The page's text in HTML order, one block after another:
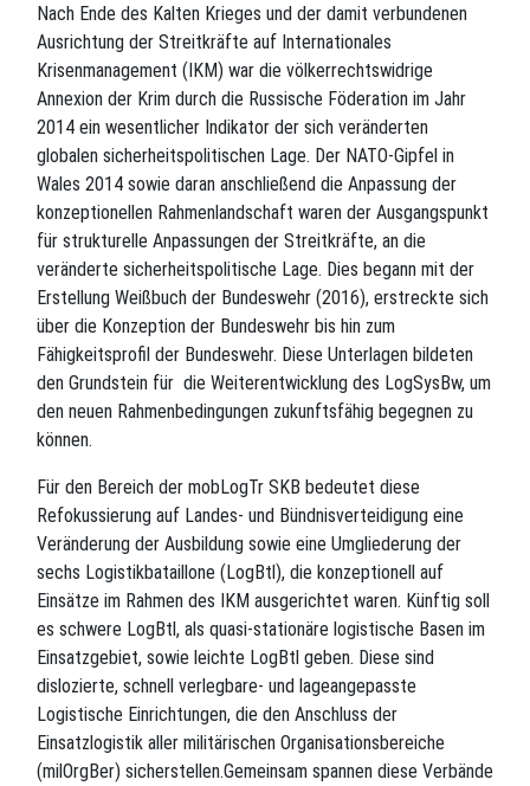
Nach Ende des Kalten Krieges und der damit verbundenen
Ausrichtung der Streitkräfte auf Internationales
Krisenmanagement (IKM) war die völkerrechtswidrige
Annexion der Krim durch die Russische Föderation im Jahr
2014 ein wesentlicher Indikator der sich veränderten
globalen sicherheitspolitischen Lage. Der NATO-Gipfel in
Wales 2014 sowie daran anschließend die Anpassung der
konzeptionellen Rahmenlandschaft waren der Ausgangspunkt
für strukturelle Anpassungen der Streitkräfte, an die
veränderte sicherheitspolitische Lage. Dies begann mit der
Erstellung Weißbuch der Bundeswehr (2016), erstreckte sich
über die Konzeption der Bundeswehr bis hin zum
Fähigkeitsprofil der Bundeswehr. Diese Unterlagen bildeten
den Grundstein für die Weiterentwicklung des LogSysBw, um
den neuen Rahmenbedingungen zukunftsfähig begegnen zu
können.
Für den Bereich der mobLogTr SKB bedeutet diese
Refokussierung auf Landes- und Bündnisverteidigung eine
Veränderung der Ausbildung sowie eine Umgliederung der
sechs Logistikbataillone (LogBtl), die konzeptionell auf
Einsätze im Rahmen des IKM ausgerichtet waren. Künftig soll
es schwere LogBtl, als quasi-stationäre logistische Basen im
Einsatzgebiet, sowie leichte LogBtl geben. Diese sind
dislozierte, schnell verlegbare- und lageangepasste
Logistische Einrichtungen, die den Anschluss der
Einsatzlogistik aller militärischen Organisationsbereiche
(milOrgBer) sicherstellen.Gemeinsam spannen diese Verbände